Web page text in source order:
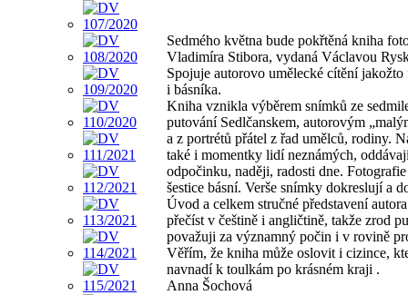
Sedmého května bude pokřtěná kniha
Vladimíra Stibora, vydaná Václavou
Spojuje autorovo umělecké cítění jakožto
i básníka.
Kniha vznikla výběrem snímků ze
putování Sedlčanskem, autorovým
a z portrétů přátel z řad umělců, rodiny.
také i momentky lidí neznámých,
odpočinku, naději, radosti dne.
šestice básní. Verše snímky dokreslují a
Úvod a celkem stručné představení
přečíst v češtině i angličtině, takže zrod
považuji za významný počin i v rovině
Věřím, že kniha může oslovit i cizince,
navnadí k toulkám po krásném kraji .
Anna Šochová